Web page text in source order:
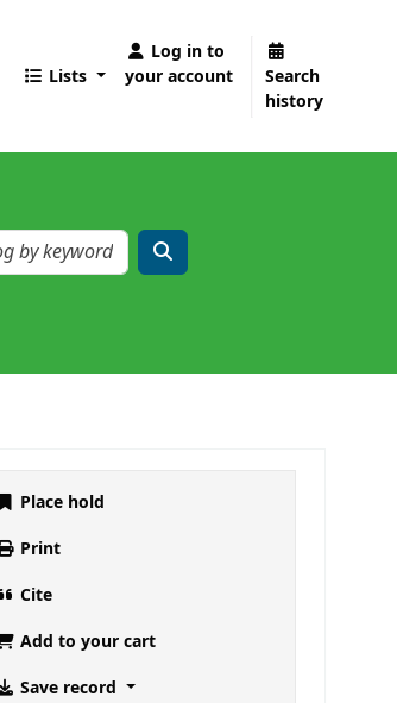
Lists
Log in to
your account
Search
history
Place hold
Print
Cite
Add to your cart
Save record